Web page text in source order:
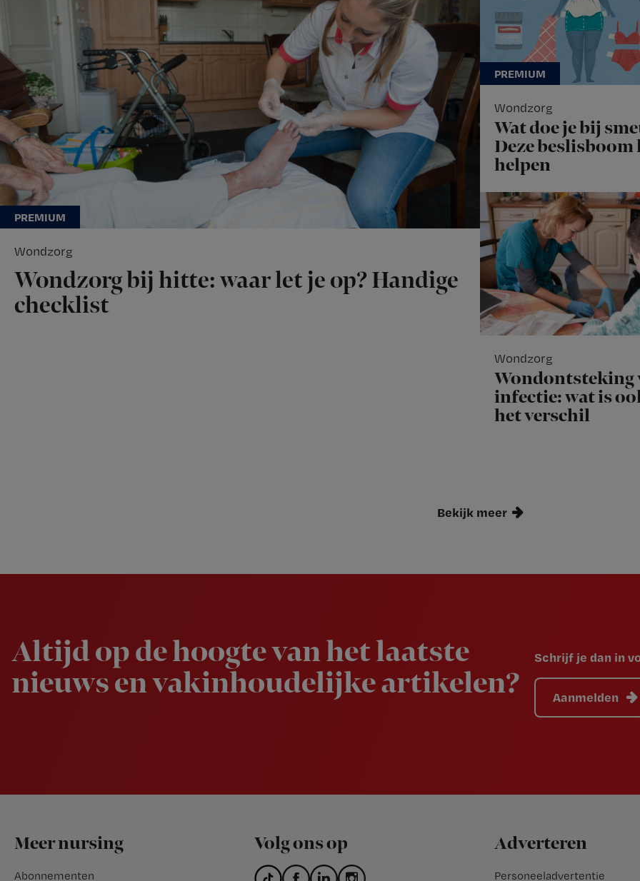
Wondzorg
Wondzorg bij hitte: waar let je op? Handige
checklist
Wondzorg
Wat doe je bij
Deze beslisboom
helpen
Wondzorg
Wondontsteking
infectie: wat is
het verschil
Bekijk meer
Altijd op de hoogte van het laatste
nieuws en vakinhoudelijke artikelen?
Schrijf je dan in
Aanmelden
Footer
Meer nursing
Abonnementen
Volg ons op Adverteren
Personeeladvertentie